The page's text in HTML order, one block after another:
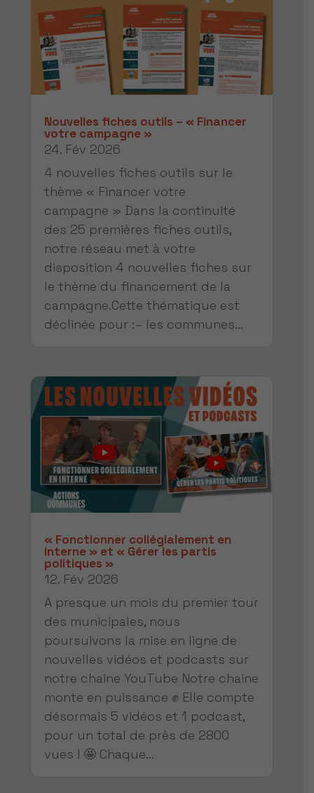
Nouvelles fiches outils – « Financer
votre campagne »
24. Fév 2026
4 nouvelles fiches outils sur le
thème « Financer votre
campagne » Dans la continuité
des 25 premières fiches outils,
notre réseau met à votre
disposition 4 nouvelles fiches sur
le thème du financement de la
campagne.Cette thématique est
déclinée pour :– les communes...
« Fonctionner collégialement en
interne » et « Gérer les partis
politiques »
12. Fév 2026
A presque un mois du premier tour
des municipales, nous
poursuivons la mise en ligne de
nouvelles vidéos et podcasts sur
notre chaine YouTube Notre chaine
monte en puissance ✊ Elle compte
désormais 5 vidéos et 1 podcast,
pour un total de près de 2800
vues ! 🤩 Chaque...